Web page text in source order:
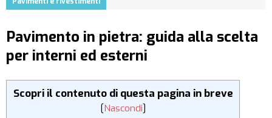
Pavimento in pietra: guida alla scelta
per interni ed esterni
Scopri il contenuto di questa pagina in breve
[Nascondi]